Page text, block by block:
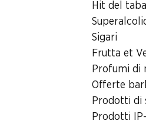
Hit del
Sigari
Frutta et
Profumi di
Offerte
Prodotti di
Prodotti IP-